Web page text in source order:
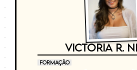
VICTORIA R.
FORMAÇÃO